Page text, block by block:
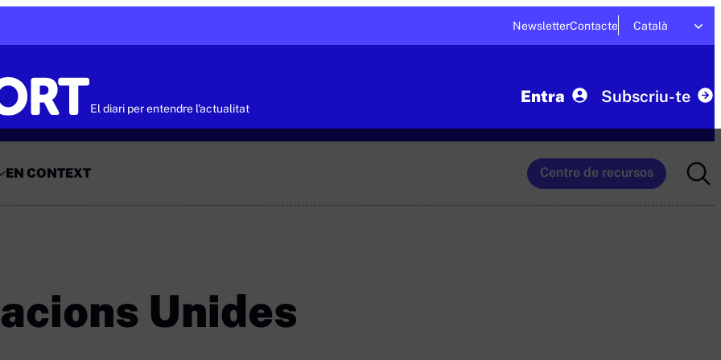
NewsletterContacte Català
El diari per entendre l'actualitat
Entra Subscriu-te
EN CONTEXT Centre de recursos
for:
Unides